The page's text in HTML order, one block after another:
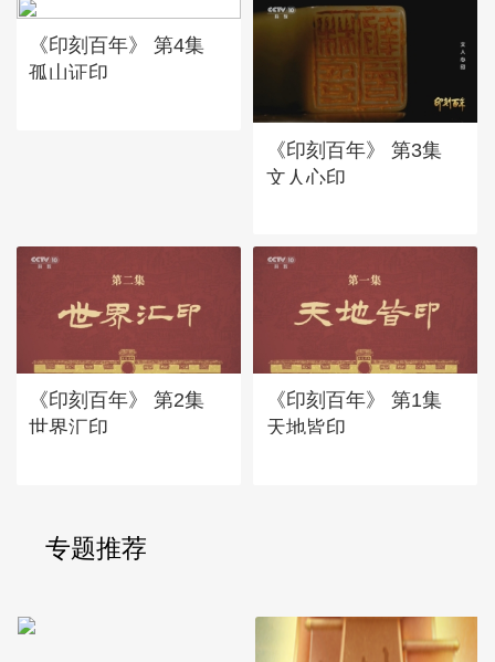
《印刻百年》 第4集
孤山证印
《印刻百年》 第3集
文人心印
《印刻百年》 第2集
世界汇印
《印刻百年》 第1集
天地皆印
专题推荐